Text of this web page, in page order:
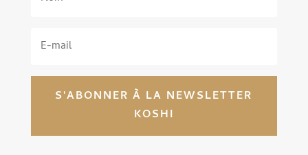
S'ABONNER À LA NEWSLETTER
KOSHI